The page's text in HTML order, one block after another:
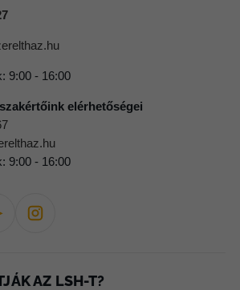
9:00 - 16:00
elérhetőségei
9:00 - 16:00
AZ LSH-T?